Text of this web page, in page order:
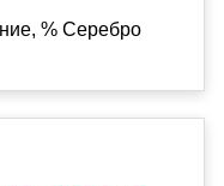
% Серебро